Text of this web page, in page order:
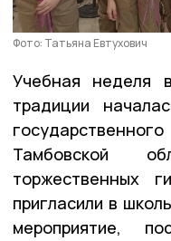
Фото: Татьяна Евтухович
Учебная неделя
традиции
Тамбовской
торжественных
пригласили в
мероприятие,